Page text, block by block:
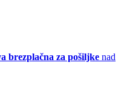
brezplačna za pošiljke nad